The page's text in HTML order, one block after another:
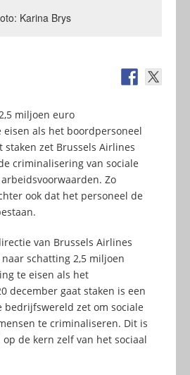
Karina Brys
miljoen euro
eisen als het boordpersoneel
staken zet Brussels Airlines
criminalisering van sociale
Zo
ook dat het personeel de
van Brussels Airlines
schatting 2,5 miljoen
te eisen als het
december gaat staken is een
bedrijfswereld zet om sociale
te criminaliseren. Dit is
de kern zelf van het sociaal